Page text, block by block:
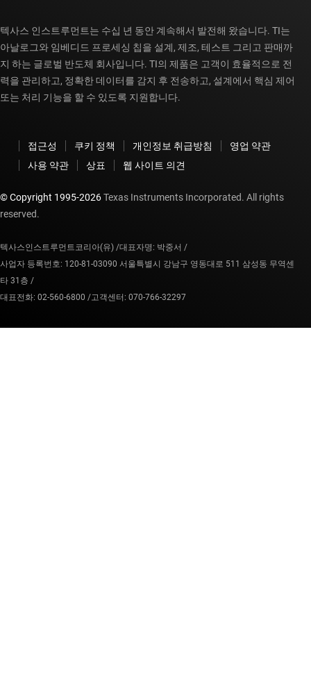
텍사스 인스트루먼트는 수십 년 동안 계속해서 발전해 왔습니다. TI는
아날로그와 임베디드 프로세싱 칩을 설계, 제조, 테스트 그리고 판매까
지 하는 글로벌 반도체 회사입니다. TI의 제품은 고객이 효율적으로 전
력을 관리하고, 정확한 데이터를 감지 후 전송하고, 설계에서 핵심 제어
또는 처리 기능을 할 수 있도록 지원합니다.
접근성 쿠키 정책 개인정보 취급방침
영업 약관
사용 약관
상표 웹 사이트 의견
© Copyright 1995-2026Texas Instruments Incorporated. All rights
reserved.
텍사스인스트루먼트코리아(유) /대표자명: 박중서 /
사업자 등록번호: 120-81-03090 서울특별시 강남구 영동대로 511 삼성동 무역센
타 31층 /
대표전화: 02-560-6800 /고객센터: 070-766-32297